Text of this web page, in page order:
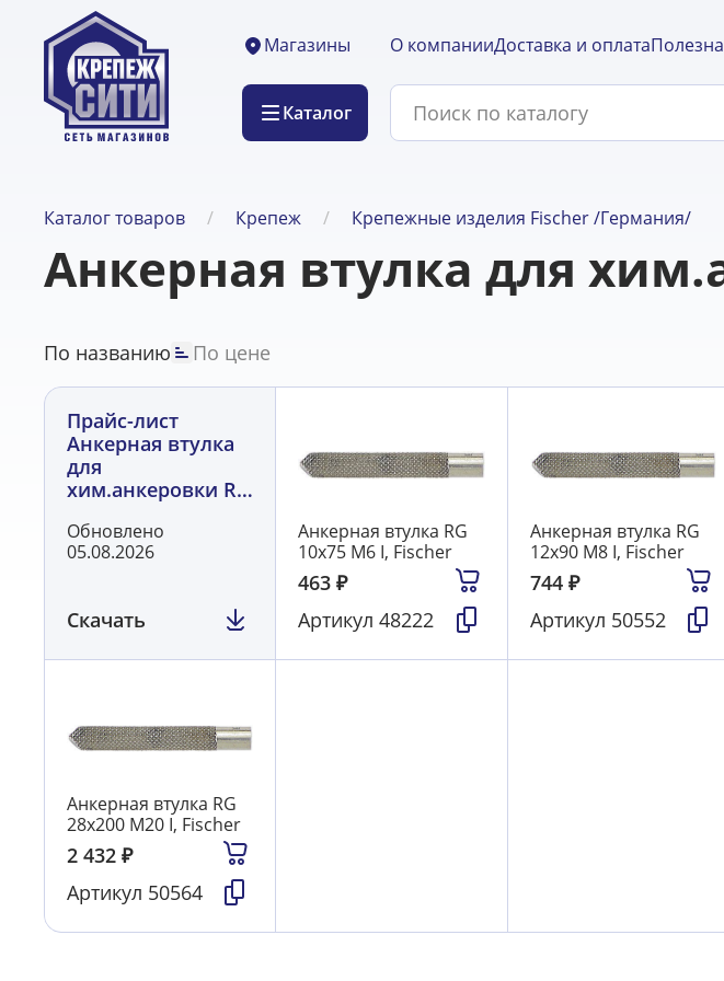
Магазины
Каталог
О компанииДоставка и оплата
Каталог товаров Крепеж Крепежные изделия Fischer /Германия/
Анкерная втулка для
По названию По цене
Прайс-лист
Анкерная втулка
для
хим.анкеровки RG
Обновлено
05.08.2026
Скачать
Анкерная втулка RG
10х75 М6 I, Fischer
463₽
Артикул48222
Анкерная втулка RG
12х90 М8 I, Fischer
744 ₽
Артикул 50552
Анкерная втулка RG
28х200 М20 I, Fischer
2 432 ₽
Артикул 50564